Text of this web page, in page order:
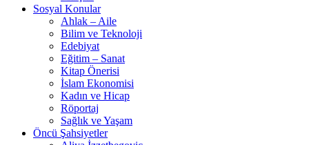
Sosyal Konular
Ahlak – Aile
Bilim ve Teknoloji
Edebiyat
Eğitim – Sanat
Kitap Önerisi
İslam Ekonomisi
Kadın ve Hicap
Röportaj
Sağlık ve Yaşam
Öncü Şahsiyetler